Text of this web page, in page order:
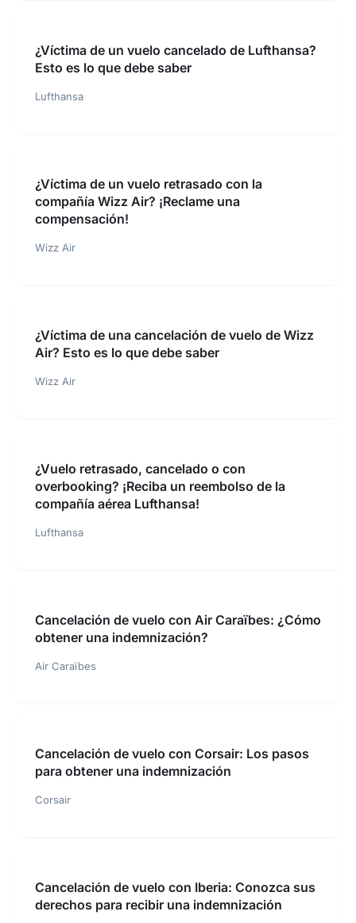
¿Víctima de un vuelo cancelado de Lufthansa?
Esto es lo que debe saber
Lufthansa
¿Víctima de un vuelo retrasado con la
compañía Wizz Air? ¡Reclame una
compensación!
Wizz Air
¿Víctima de una cancelación de vuelo de Wizz
Air? Esto es lo que debe saber
Wizz Air
¿Vuelo retrasado, cancelado o con
overbooking? ¡Reciba un reembolso de la
compañía aérea Lufthansa!
Lufthansa
Cancelación de vuelo con Air Caraïbes: ¿Cómo
obtener una indemnización?
Air Caraïbes
Cancelación de vuelo con Corsair: Los pasos
para obtener una indemnización
Corsair
Cancelación de vuelo con Iberia: Conozca sus
derechos para recibir una indemnización